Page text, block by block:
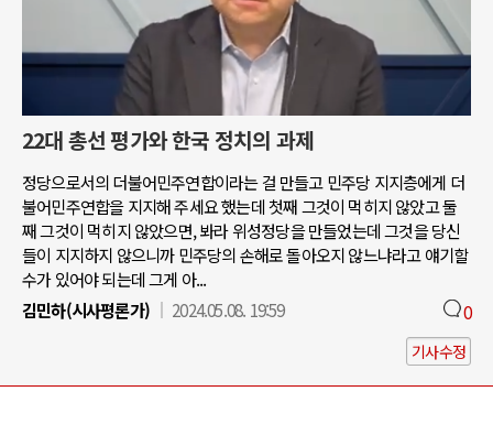
22대 총선 평가와 한국 정치의 과제
정당으로서의 더불어민주연합이라는 걸 만들고 민주당 지지층에게 더
불어민주연합을 지지해 주세요 했는데 첫째 그것이 먹히지 않았고 둘
째 그것이 먹히지 않았으면, 봐라 위성정당을 만들었는데 그것을 당신
들이 지지하지 않으니까 민주당의 손해로 돌아오지 않느냐라고 얘기할
수가 있어야 되는데 그게 아...
김민하(시사평론가)
2024.05.08. 19:59 0
기사수정